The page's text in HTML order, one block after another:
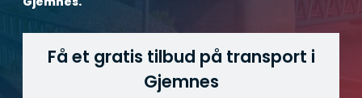
Få et gratis tilbud på transport i
Gjemnes